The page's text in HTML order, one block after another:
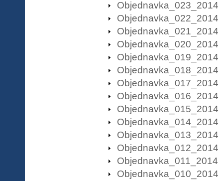
Objednavka_023_2014
Objednavka_022_2014
Objednavka_021_2014
Objednavka_020_2014
Objednavka_019_2014
Objednavka_018_2014
Objednavka_017_2014
Objednavka_016_2014
Objednavka_015_2014
Objednavka_014_2014
Objednavka_013_2014
Objednavka_012_2014
Objednavka_011_2014
Objednavka_010_2014